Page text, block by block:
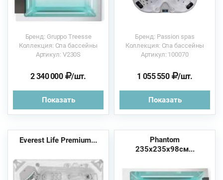
Бренд: Gruppo Treesse
Коллекция: Спа бассейны
Артикул: V230S
2 340 000 /шт.
Показать
Бренд: Passion spas
Коллекция: Спа бассейны
Артикул: 100070
1 055 550 /шт.
Показать
Everest Life Premium...
Phantom
235x235x98см...